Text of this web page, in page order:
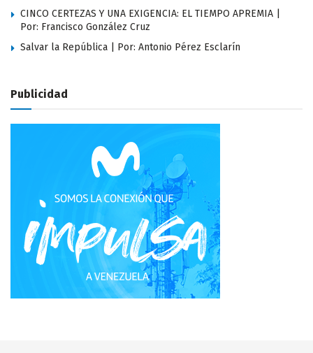
CINCO CERTEZAS Y UNA EXIGENCIA: EL TIEMPO APREMIA |
Por: Francisco González Cruz
Salvar la República | Por: Antonio Pérez Esclarín
Publicidad